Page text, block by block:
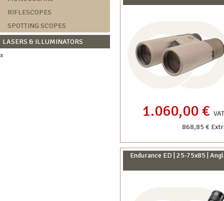
RIFLESCOPES
SPOTTING SCOPES
LASERS & ILLUMINATORS
1.060,00 €
868,85 €
Endurance ED | 25-75x85 |
x